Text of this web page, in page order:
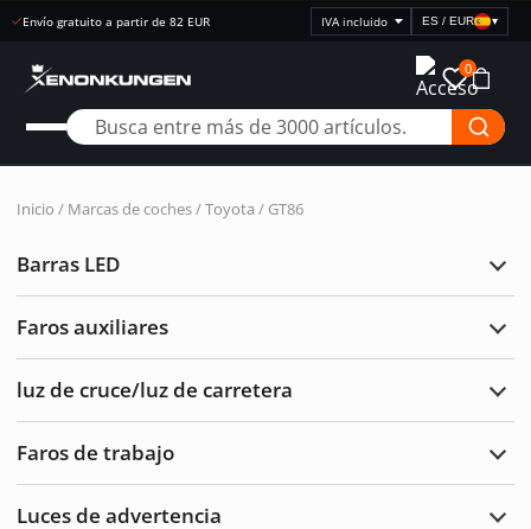
Envío gratuito a partir de 82 EUR
Seleccionar
visualización
precios
ES / EUR ▾
0
Inicio / Marcas de coches /Toyota / GT86
Barras LED
Faros auxiliares
luz de cruce/luz de carretera
Faros de trabajo
Luces de advertencia